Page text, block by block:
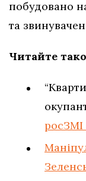
побудовано
та
Читайте
росЗМІ